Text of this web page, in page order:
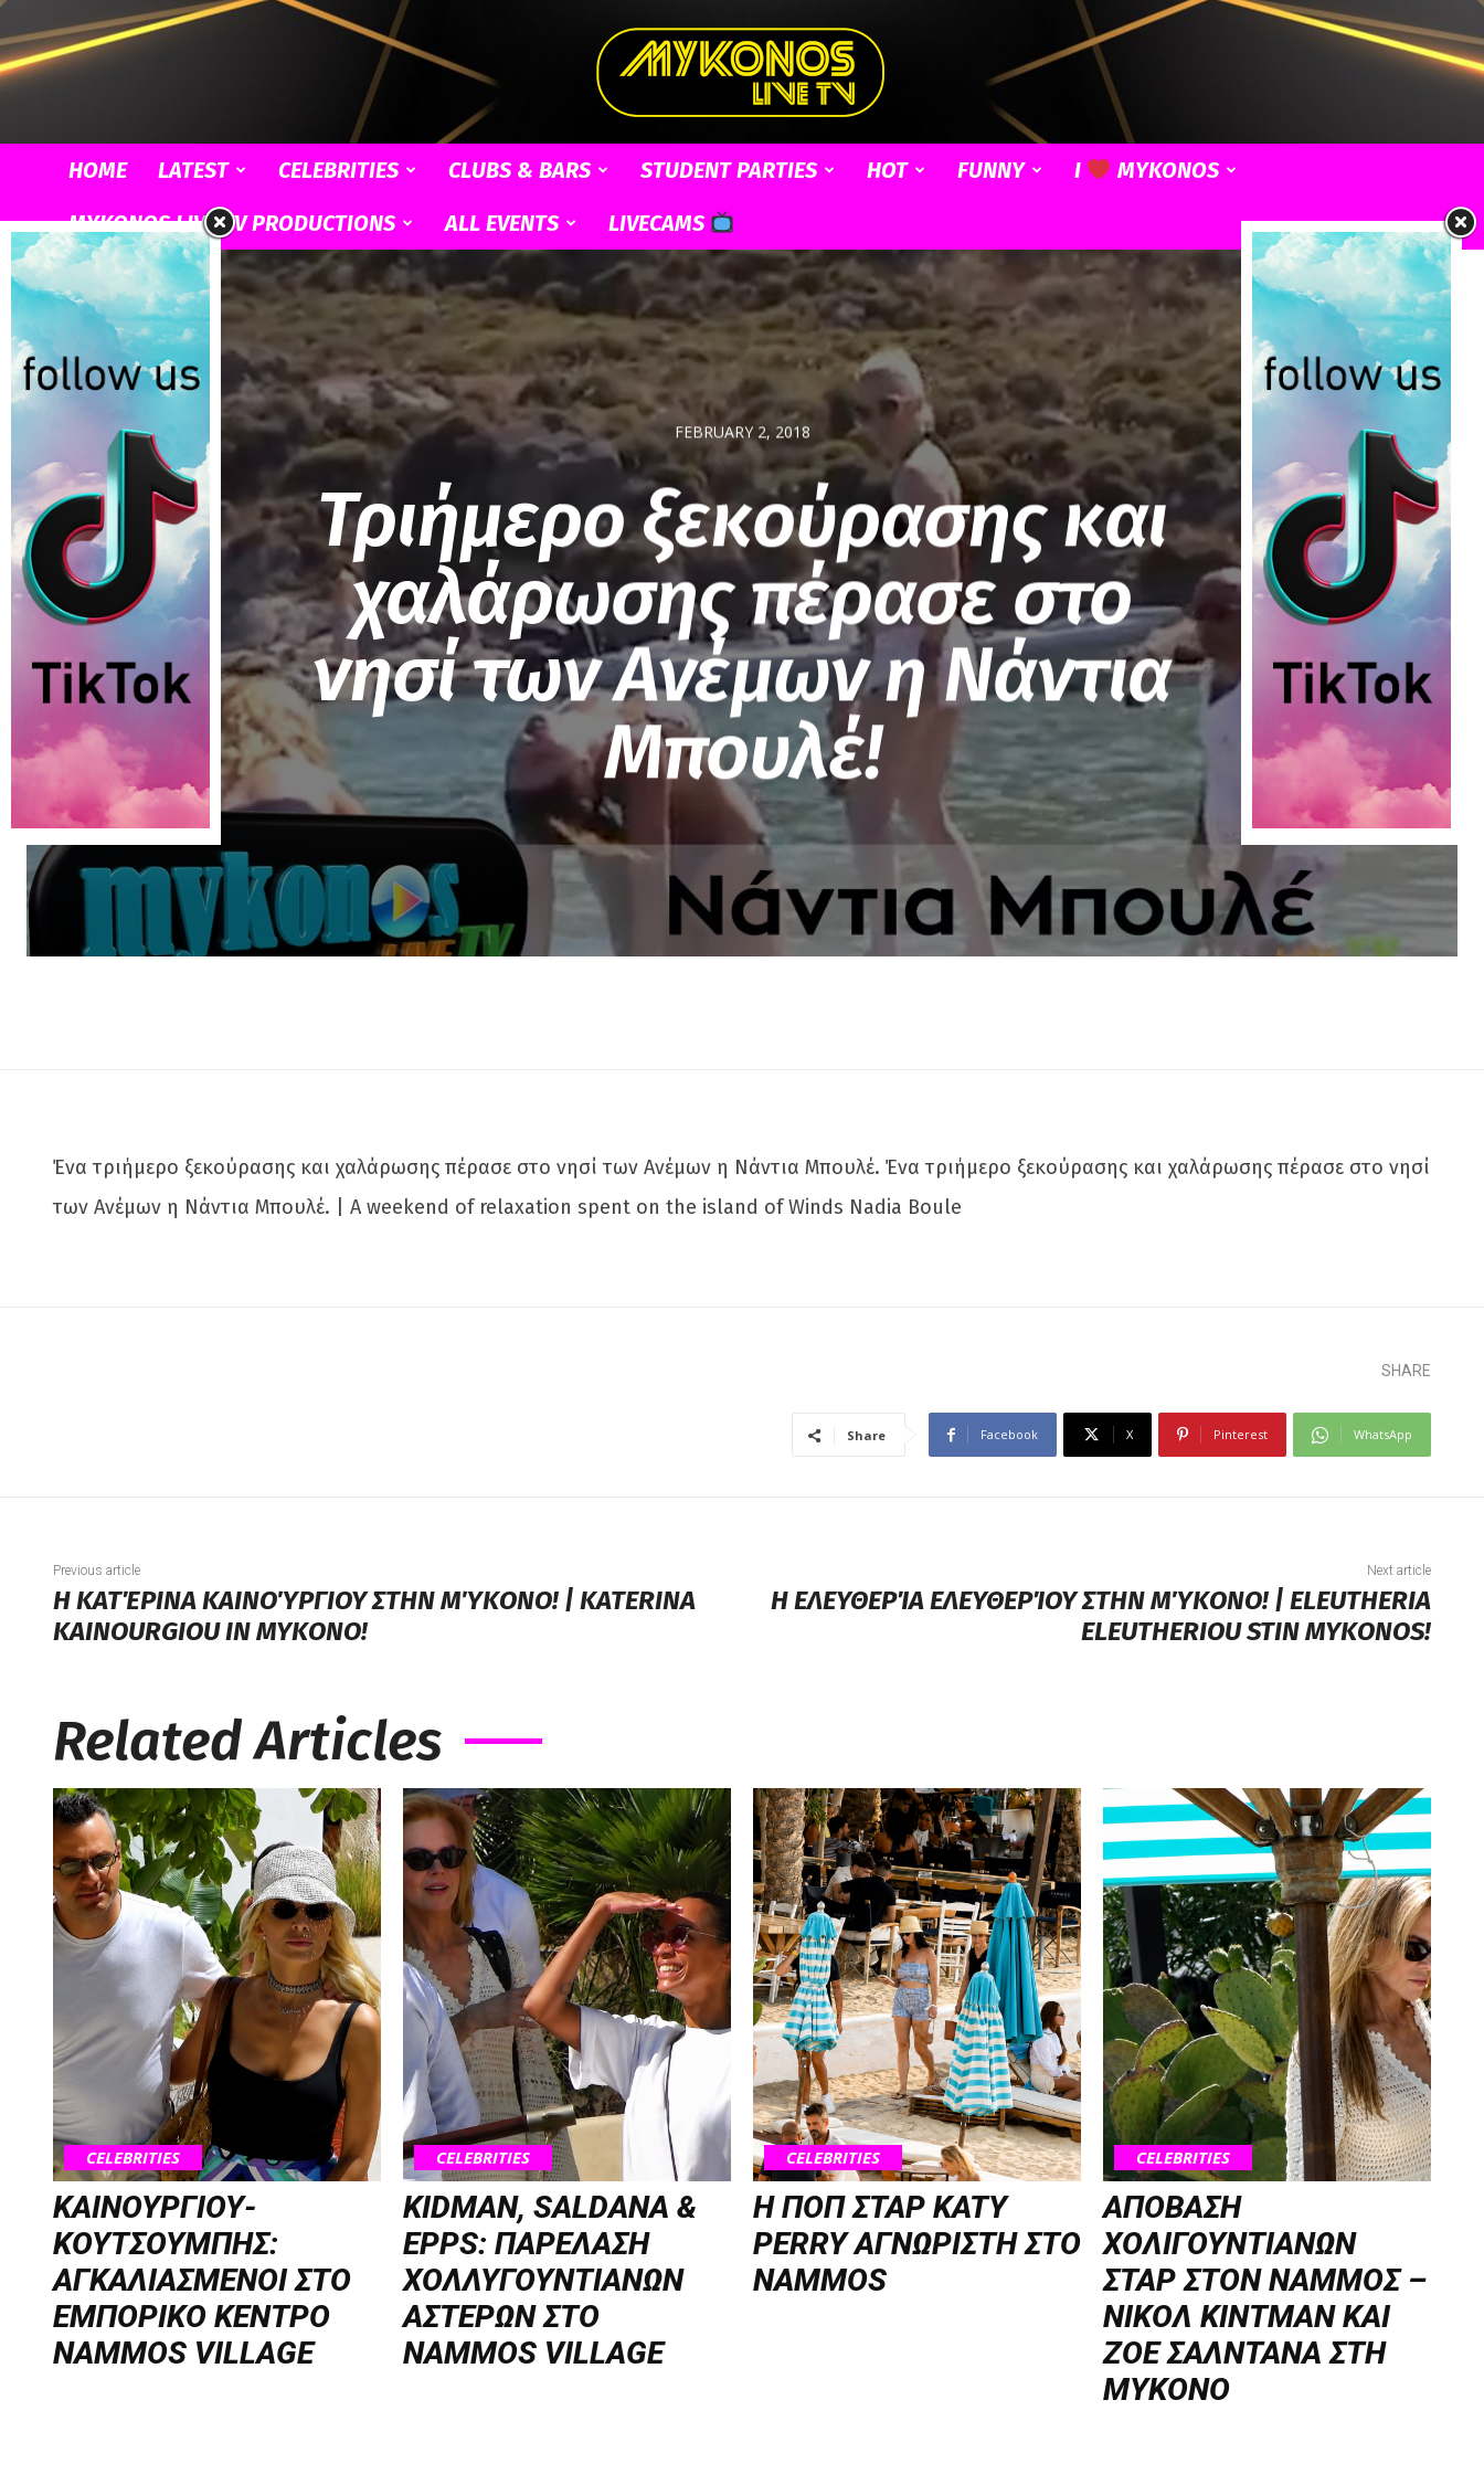
Live
HOME LATEST CELEBRITIES CLUBS & BARS STUDENT PARTIES HOT FUNNY I
MYKONOS
MYKONOS LIVE TV PRODUCTIONS
ALL EVENTS LIVECAMS
FEBRUARY 2, 2018
Τριήμερο ξεκούρασης και
χαλάρωσης πέρασε στο
νησί των Ανέμων η Νάντια
Μπουλέ!
Ένα τριήμερο ξεκούρασης και χαλάρωσης πέρασε στο νησί των Ανέμων η Νάντια Μπουλέ. Ένα τριήμερο ξεκούρασης και χαλάρωσης πέρασε στο νησί
των Ανέμων η Νάντια Μπουλέ. | A weekend of relaxation spent on the island of Winds Nadia Boule
SHARE
Share Facebook X Pinterest WhatsApp
Previous article
Η ΚΑΤΈΡΙΝΑ ΚΑΙΝΟΎΡΓΙΟΥ ΣΤΗΝ ΜΎΚΟΝΟ! | KATERINA
KAINOURGIOU IN MYKONO!
Next article
Η ΕΛΕΥΘΕΡΊΑ ΕΛΕΥΘΕΡΊΟΥ ΣΤΗΝ ΜΎΚΟΝΟ! | ELEUTHERIA
ELEUTHERIOU STIN MYKONOS!
Related Articles
CELEBRITIES
ΚΑΙΝΟΥΡΓΙΟΥ-
ΚΟΥΤΣΟΥΜΠΗΣ:
ΑΓΚΑΛΙΑΣΜΕΝΟΙ ΣΤΟ
ΕΜΠΟΡΙΚΟ ΚΕΝΤΡΟ
NAMMOS VILLAGE
CELEBRITIES
KIDMAN, SALDANA &
EPPS: ΠΑΡΕΛΑΣΗ
ΧΟΛΛΥΓΟΥΝΤΙΑΝΩΝ
ΑΣΤΕΡΩΝ ΣΤΟ
NAMMOS VILLAGE
CELEBRITIES
H ΠΟΠ ΣΤΑΡ KATY
PERRY ΑΓΝΩΡΙΣΤΗ ΣΤΟ
NAMMOS
CELEBRITIES
ΑΠΟΒΑΣΗ
ΧΟΛΙΓΟΥΝΤΙΑΝΩΝ
ΣΤΑΡ ΣΤΟΝ NΑΜΜΟΣ –
ΝΙΚΟΛ ΚΙΝΤΜΑΝ ΚΑΙ
ΖΟΕ ΣΑΛΝΤΑΝΑ ΣΤΗ
ΜΥΚΟΝΟ